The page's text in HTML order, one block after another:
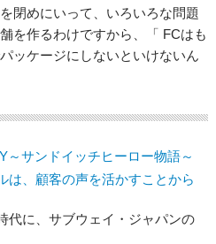
閉めにいって、いろいろな問題
を作るわけですから、「 FCはも
ッケージにしないといけないん
～サンドイッチヒーロー物語～
は、顧客の声を活かすことから
代に、サブウェイ・ジャパンの